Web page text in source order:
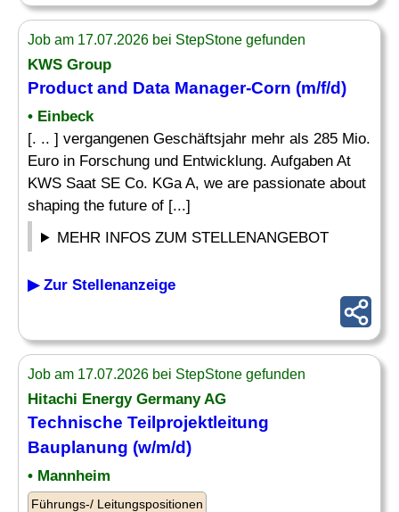
Job am 17.07.2026 bei StepStone gefunden
KWS Group
Product and Data Manager-Corn (m/f/d)
• Einbeck
[. .. ] vergangenen Geschäftsjahr mehr als 285 Mio.
Euro in Forschung und Entwicklung. Aufgaben At
KWS Saat SE Co. KGa A, we are passionate about
shaping the future of [...]
MEHR INFOS ZUM STELLENANGEBOT
▶ Zur Stellenanzeige
Job am 17.07.2026 bei StepStone gefunden
Hitachi Energy Germany AG
Technische Teilprojektleitung
Bauplanung (w/m/d)
• Mannheim
Führungs-/ Leitungspositionen